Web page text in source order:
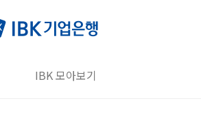
IBK 모아보기